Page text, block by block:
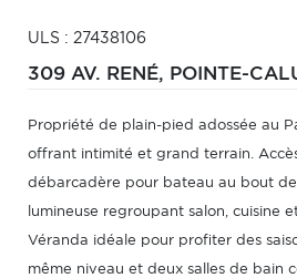
ULS : 27438106
309 AV. RENÉ, POINTE-
Propriété de plain-pied adossée au
offrant intimité et grand terrain.
débarcadère pour bateau au bout
lumineuse regroupant salon, cuisine
Véranda idéale pour profiter des
même niveau et deux salles de bain